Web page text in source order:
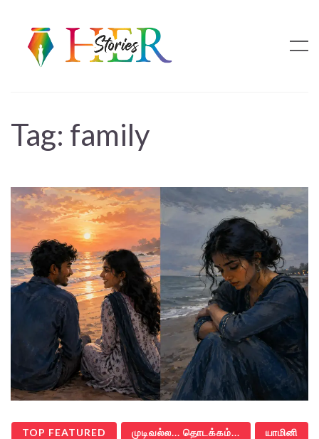
Tag: family
TOP FEATURED முடிவல்ல... தொடக்கம்... யாமினி